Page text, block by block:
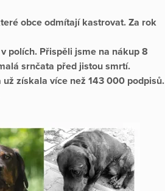
obce odmítají kastrovat. Za rok
polích. Přispěli jsme na nákup 8
srnčata před jistou smrtí.
získala více než 143 000 podpisů.